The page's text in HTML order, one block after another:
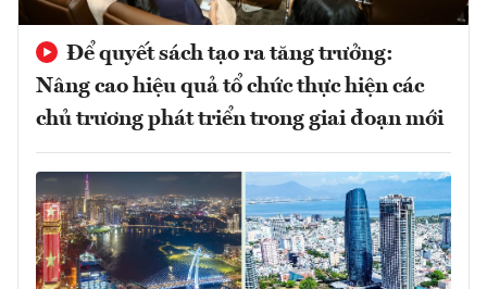
Để quyết sách tạo ra tăng trưởng:
Nâng cao hiệu quả tổ chức thực hiện các
chủ trương phát triển trong giai đoạn mới